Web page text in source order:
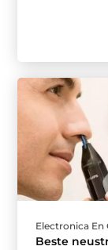
Electronica
Beste